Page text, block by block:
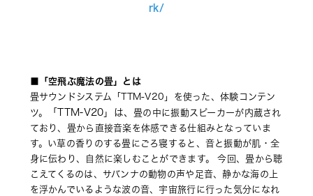
rk/
■ 「空飛ぶ魔法の畳」とは
畳サウンドシステム「TTM-V20」を使った、体験コンテン
ツ。
「TTM-V20」は、 畳の中に振動スピーカーが内蔵され
ており、畳から直接音楽を体感できる仕組みとなっていま
す。い草の香りのする畳にごろ寝すると、音と振動が肌・全
身に伝わり、自然に楽しむことができます。 今回、畳から聴
こえてくるのは、サバンナの動物の声や足音、静かな海の上
を浮かんでいるような波の音、宇宙旅行に行った気分になれ